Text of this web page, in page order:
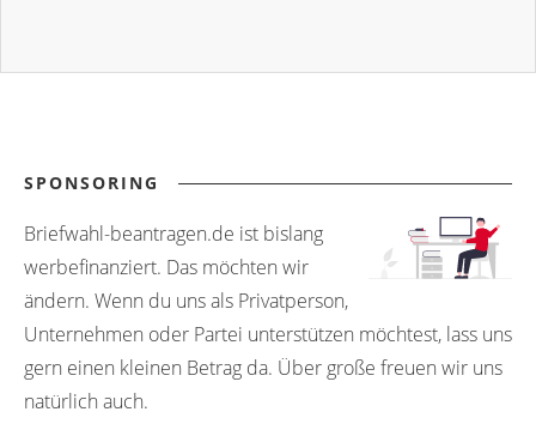
SPONSORING
Briefwahl-beantragen.de ist bislang
werbefinanziert. Das möchten wir
ändern. Wenn du uns als Privatperson,
Unternehmen oder Partei unterstützen möchtest, lass uns
gern einen kleinen Betrag da. Über große freuen wir uns
natürlich auch.